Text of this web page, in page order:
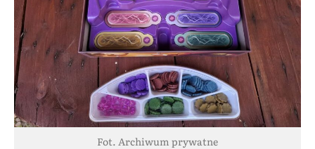
Fot. Archiwum prywatne